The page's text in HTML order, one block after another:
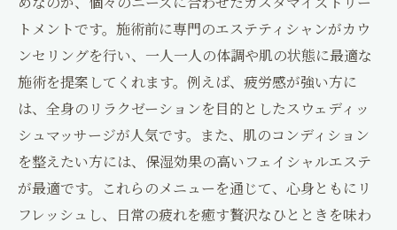
トメントです。施術前に専門のエステティシャンがカウ
ンセリングを行い、一人一人の体調や肌の状態に最適な
施術を提案してくれます。例えば、疲労感が強い方に
は、全身のリラクゼーションを目的としたスウェディッ
シュマッサージが人気です。また、肌のコンディション
を整えたい方には、保湿効果の高いフェイシャルエステ
が最適です。これらのメニューを通じて、心身ともにリ
フレッシュし、日常の疲れを癒す贅沢なひとときを味わ